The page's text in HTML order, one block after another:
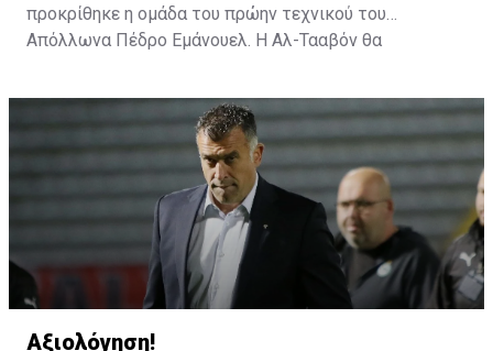
προκρίθηκε η ομάδα του πρώην τεχνικού του
Απόλλωνα Πέδρο Εμάνουελ. Η Αλ-Τααβόν θα
Αξιολόγηση!